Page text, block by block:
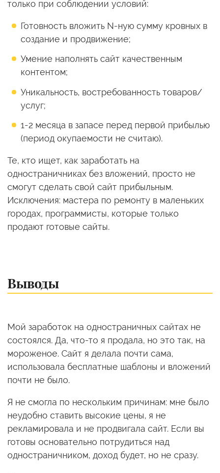
только при соблюдении условий:
Готовность вложить N-ную сумму кровных в
создание и продвижение;
Умение наполнять сайт качественным
контентом;
Уникальность, востребованность товаров/
услуг;
1-2 месяца в запасе перед первой прибылью
(период окупаемости не считаю).
Те, кто ищет, как заработать на
одностраничниках без вложений, просто не
смогут сделать свой сайт прибыльным.
Исключения: мастера по ремонту в маленьких
городах, программисты, которые только
продают готовые сайты.
Выводы
Мой заработок на одностраничных сайтах не
состоялся. Да, что-то я продала, но это так, на
мороженое. Сайт я делала почти сама,
использовала бесплатные шаблоны и вложений
почти не было.
Я не смогла по нескольким причинам: мне было
неудобно ставить высокие цены, я не
рекламировала и не продвигала сайт. Если вы
готовы основательно потрудиться над
одностраничником, доход будет, но не сразу.